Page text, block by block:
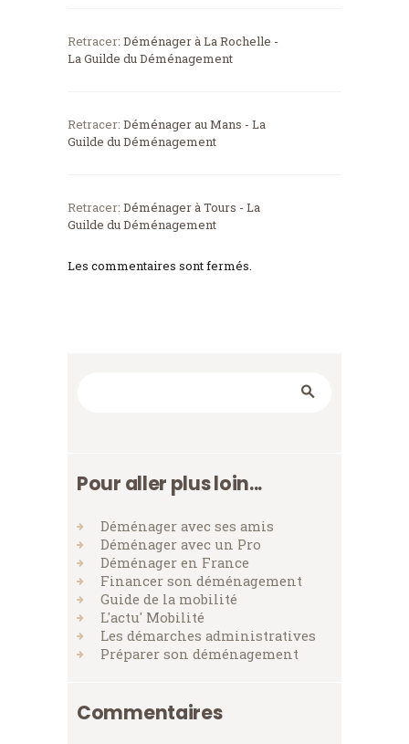
Retracer: Déménager à La Rochelle -
La Guilde du Déménagement
Retracer: Déménager au Mans - La
Guilde du Déménagement
Retracer: Déménager à Tours - La
Guilde du Déménagement
Les commentaires sont fermés.
Pour aller plus loin...
Déménager avec ses amis
Déménager avec un Pro
Déménager en France
Financer son déménagement
Guide de la mobilité
L'actu' Mobilité
Les démarches administratives
Préparer son déménagement
Commentaires